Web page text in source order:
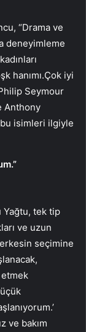
“Drama ve
deneyimleme
hanımı.Çok iyi
Seymour
Anthony
isimleri ilgiyle
Yağtu, tek tip
ve uzun
seçimine
ve bakım